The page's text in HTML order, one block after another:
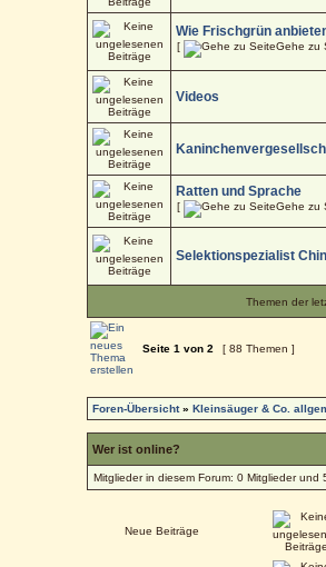
Wie Frischgrün
[ Gehe zu
Videos
Ratten und Sprache
[ Gehe zu
Selektionspezialist
Themen der
Seite1 von2 [ 88 Themen ]
Foren-Übersicht»Kleinsäuger & Co.
Wer ist online?
Mitglieder in diesem Forum: 0 Mitglieder und
Neue Beiträge